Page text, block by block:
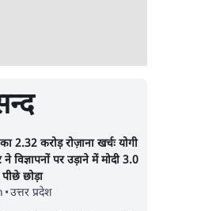
2.32 करोड़ रोज़ाना खर्चः योगी
विज्ञापनों पर उड़ाने में मोदी 3.0
छोड़ा
•उत्तर प्रदेश